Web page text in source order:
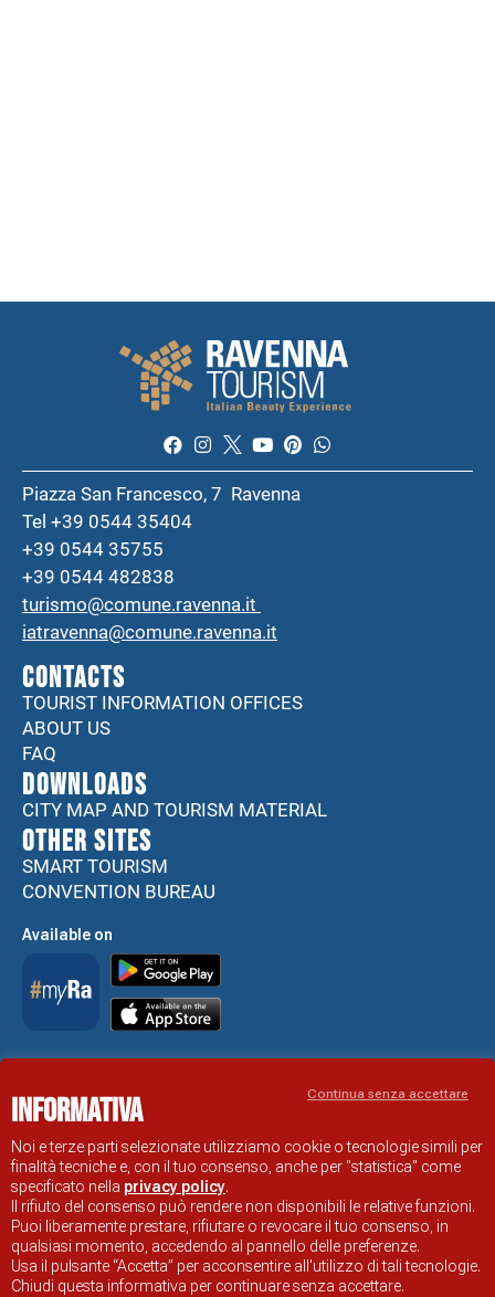
Piazza San Francesco, 7 Ravenna
Tel +39 0544 35404
+39 0544 35755
+39 0544 482838
turismo@comune.ravenna.it
iatravenna@comune.ravenna.it
CONTACTS
TOURIST INFORMATION OFFICES
ABOUT US
FAQ
DOWNLOADS
CITY MAP AND TOURISM MATERIAL
Other sites
SMART TOURISM
CONVENTION BUREAU
Available on
RAVENNA TOURIST INFORMATION OFFICIAL SITE
Informativa
Noi e terze parti selezionate utilizziamo cookie o tecnologie simili per
finalità tecniche e, con il tuo consenso, anche per "statistica" come
specificato nella privacy policy.
Il rifiuto del consenso può rendere non disponibili le relative funzioni.
Puoi liberamente prestare, rifiutare o revocare il tuo consenso, in
qualsiasi momento, accedendo al pannello delle preferenze.
Usa il pulsante “Accetta” per acconsentire all'utilizzo di tali tecnologie.
Chiudi questa informativa per continuare senza accettare.
Continua senza accettare